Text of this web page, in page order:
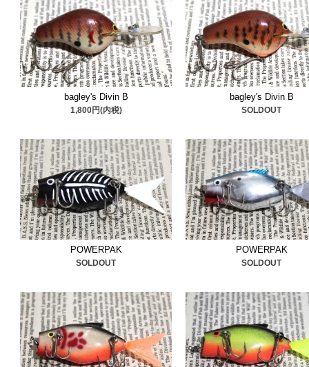
す、是非ご検討ください。
■2025/4/17小物用ボック
の箱物追加しました。貴重
■2025/4/9
オールドストー
■2025/4/3ヘドンのビッグ
追加しました。貴重なボー
■2025/3/30コーデル＆箱
い物ばかりです、是非ご検
■2025/3/26
＆マ
ハードワームは同じカラ
ご確認ください。
■2025/3/20ヘドン＆ビル
bagley's Divin B
1,800円(内税)
bagley's Divin B
SOLDOUT
POWERPAK
SOLDOUT
POWERPAK
SOLDOUT